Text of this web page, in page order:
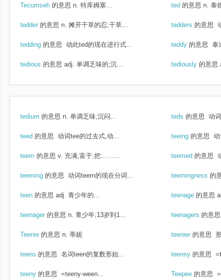
Tecumseh 的意思 n. 特库姆塞... ted 的意思 n. 泰
tedder 的意思 n. 摊开干草的忍;干草... tedders 的意思
tedding 的意思 动此ted的现在进行式... teddy 的意思 泰
tedious 的意思 adj. 单调乏味的;沉... tediously 的意思
tedium 的意思 n. 单调乏味;沉闷... teds 的意思 动
teed 的意思 动词tee的过去式,动... teeing 的意思
teem 的意思 v. 充满;富于;把……... teemed 的意思
teeming 的意思 动词teem的现在分词... teemingness 的
teen 的意思 adj. 青少年的... teenage 的意思
teenager 的意思 n. 青少年;13岁到1... teenagers 的意思
Teenie 的意思 n. 蒂妮 teenier 的意思
teens 的意思 名词teen的复数形始... teensy 的意思
teeny 的意思 =teeny-ween... Teepee 的意思